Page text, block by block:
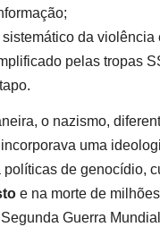
sistemático da violência
pelas tropas
o nazismo,
uma
políticas de genocídio,
e na morte de
Guerra